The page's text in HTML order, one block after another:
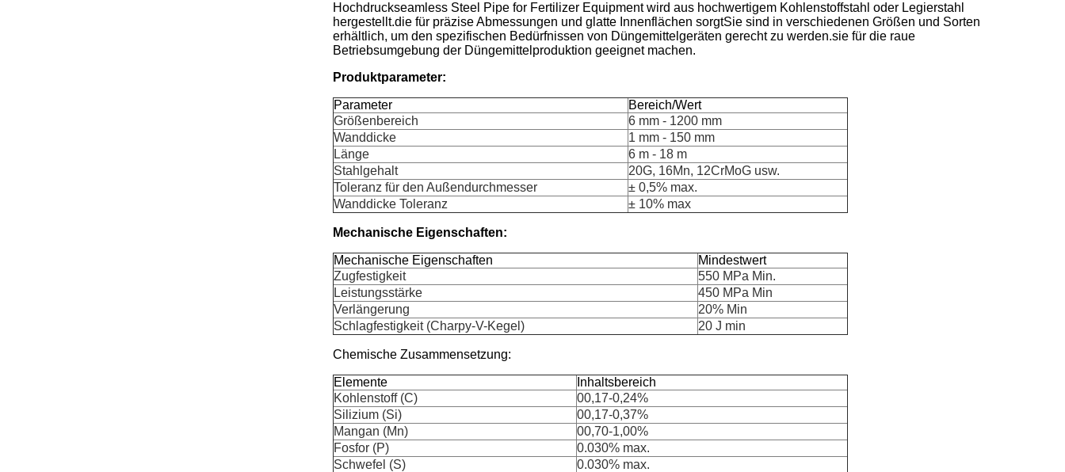
Hochdruckseamless Steel Pipe for Fertilizer Equipment wird aus hochwertigem Kohlenstoffstahl oder Legierstahl
hergestellt.die für präzise Abmessungen und glatte Innenflächen sorgtSie sind in verschiedenen Größen und Sorten
erhältlich, um den spezifischen Bedürfnissen von Düngemittelgeräten gerecht zu werden.sie für die raue
Betriebsumgebung der Düngemittelproduktion geeignet machen.
Produktparameter:
Parameter
Bereich/Wert
Größenbereich
6 mm - 1200 mm
Wanddicke
1 mm - 150 mm
Länge
6 m - 18 m
Stahlgehalt
20G, 16Mn, 12CrMoG usw.
Toleranz für den Außendurchmesser
± 0,5% max.
Wanddicke Toleranz
± 10% max
Mechanische Eigenschaften:
Mechanische Eigenschaften
Mindestwert
Zugfestigkeit
550 MPa Min.
Leistungsstärke
450 MPa Min
Verlängerung
20% Min
Schlagfestigkeit (Charpy-V-Kegel)
20 J min
Chemische Zusammensetzung:
Elemente
Inhaltsbereich
Kohlenstoff (C)
00,17-0,24%
Silizium (Si)
00,17-0,37%
Mangan (Mn)
00,70-1,00%
Fosfor (P)
0.030% max.
Schwefel (S)
0.030% max.